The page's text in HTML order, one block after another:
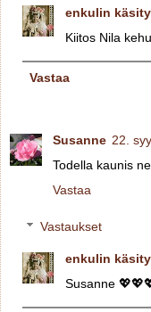
enkulin
Kiitos Nila
Vastaa
Susanne 22.
Todella kaunis
Vastaa
Vastaukset
enkulin
Susanne